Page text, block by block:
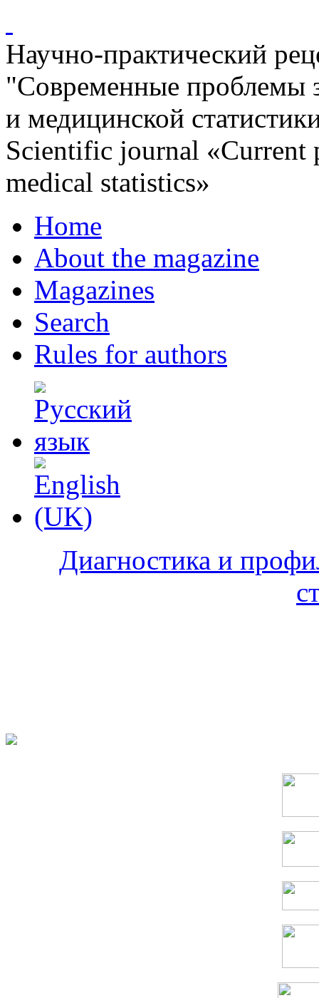
Научно-практический
"Современные проблемы
и медицинской
Scientific journal «Current
medical statistics»
Home
About the magazine
Magazines
Search
Rules for authors
Диагностика и